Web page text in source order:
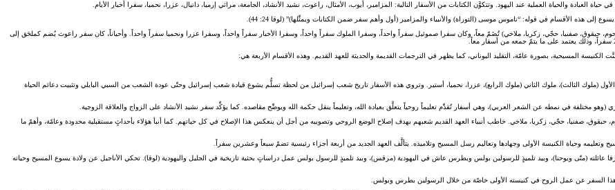
العبادة والحياة العملية عند اليهود. وتتكوَّن الكتابات من الأسفار التالية: المزامير، أيوب، الأمثال، راعوث، نشيد الأنشاد، الجامعة، مراثي إرميا، دانيال، عزرا، نحميا، سفرا أخبار الأيام.
هذه الأقسام في قوله: “ناموس موسى (التوراة) والأنبياء والمزامير (أول وأهم سفر ضمن الكتابات ويمثِّلها)” (لوقا 24: 44).
حبقوق، صفنيا، حجّي، زكريا، ملاخي) تُضَمّ معاً، وكان سفرا صموئيل سفراً واحداً، وسفرا الملوك سفراً واحداً، وسفرا الأخبار سفراً واحداً، وسفرا عزرا ونحميا سفراً واحداً. وأحياناً، كان سفر راعوث يُضم كملحَق إلى
المسيحية، بصورة عامّة، التقليد اليوناني، كما يظهر في الترجمات القديمة والحديثة للعهد القديم. وهذه الأقسام الأربعة هي:
الأول (ملوك الثالث)، ملوك الثاني (ملوك الرابع)، عزرا، نحميا، أستير. وتروي هذه الأسفار تاريخ شعب إسرائيل من لحظة تسلُّم يشوع قيادة شعب إسرائيل وحتّى عودة الشعب من السبي البابلي وتثبيت دعائم الحياة
ناحوم، حبقوق، صفنيا، حجّي، زكريا، ملاخي. خاطب أنبياء العهد القديم شعبهم بهدف إصلاح الوضع الروحي وتصويبه من أجل أن ينعكس هذا الإصلاح في كل حياتهم. كما أنبأ هؤلاء بأحداثٍ مستقبلية محدودة وعامّة، وأهمّ ما
وتعليمه وحياة الكنيسة الأولى وجهادها وتعاليم رسل المسيح وتلاميذه. يتألَّف العهد الجديد من أربعة أجزاء رئيسية تضمّ سبعاً وعشرين سفراً.
عائلته (متّى ويوحنا)، وبيد تلميذٍ للرسولين بولس وبطرس عاش في اليهودية (مرقس)، وبيد تلميذٍ للرسول بولس عمل دراساتٍ بحثية تاريخية في الجليل واليهودية (لوقا). تحكي الأناجيل عن ولادة يسوع المسيح وحياته